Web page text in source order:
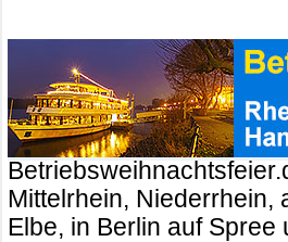
Mittelrhein, Niederrhein,
Elbe, in Berlin auf Spree